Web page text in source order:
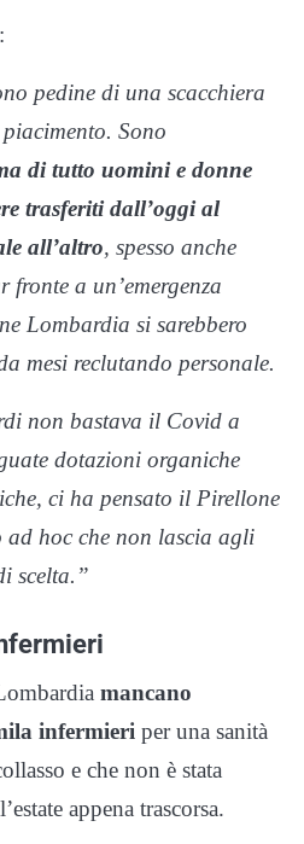
pedine di una scacchiera
Sono
di tutto uomini e donne
trasferiti dall’oggi al
all’altro, spesso anche
a un’emergenza
Lombardia si sarebbero
mesi reclutando personale.
non bastava il Covid a
dotazioni organiche
ci ha pensato il Pirellone
ad hoc che non lascia agli
scelta.”
mancano
infermieri per una sanità
e che non è stata
appena trascorsa.